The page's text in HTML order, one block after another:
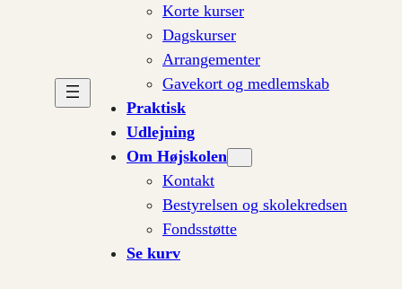
Korte kurser
Dagskurser
Arrangementer
Gavekort og medlemskab
Praktisk
Udlejning
Om Højskolen
Kontakt
Bestyrelsen og skolekredsen
Fondsstøtte
Se kurv